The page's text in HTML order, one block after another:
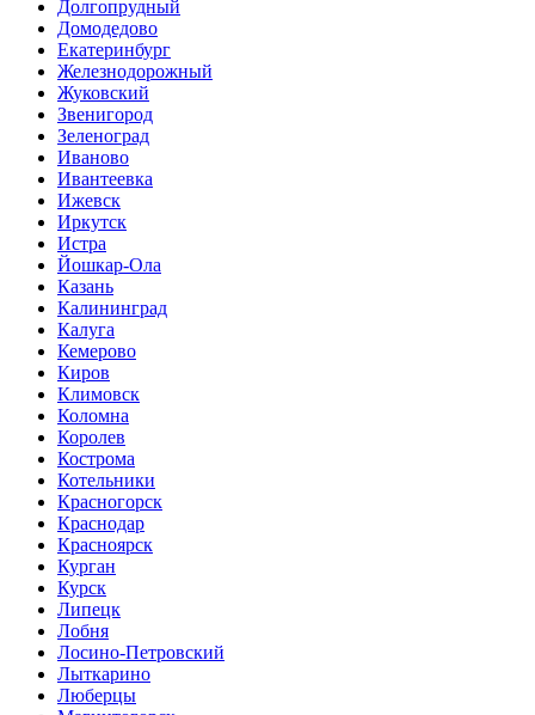
Долгопрудный
Домодедово
Екатеринбург
Железнодорожный
Жуковский
Звенигород
Зеленоград
Иваново
Ивантеевка
Ижевск
Иркутск
Истра
Йошкар-Ола
Казань
Калининград
Калуга
Кемерово
Киров
Климовск
Коломна
Королев
Кострома
Котельники
Красногорск
Краснодар
Красноярск
Курган
Курск
Липецк
Лобня
Лосино-Петровский
Лыткарино
Люберцы